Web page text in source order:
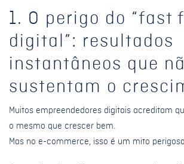
1. O perigo do “fast
digital”: resultados
instantâneos que
sustentam o
Muitos empreendedores digitais acreditam
o mesmo que crescer bem.
Mas no e-commerce, isso é um mito